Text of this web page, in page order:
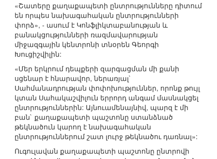
«Շատերը քաղաքապետի ընտրությունները դիտում
են որպես նախագահական ընտրությունների
փորձ», - ասում է Կոնֆլիկտաբանության և
բանակցությունների ռազմավարության
միջազգային կենտրոնի տնօրեն Գեորգի
Խուցիշվիլին:
«Մեր երկրում դեպքերի զարգացման մի քանի
սցենար է հնարավոր, ներառյալ`
Սահմանադրության փոփոխություններ, որոնք թույլ
կտան Սահակաշվիլուն երրորդ անգամ մասնակցել
ընտրություններին: Այնուամենայնիվ, պարզ է մի
բան` քաղաքապետի պաշտոնը ստանձնած
թեկնածուն կարող է նախագահական
ընտրություններում շատ լուրջ թեկնածու դառնալ»:
Ուգուլավան քաղաքապետի պաշտոնը ընտրովի